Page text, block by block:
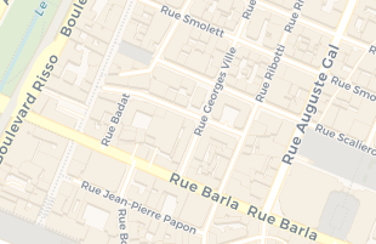
Salle de sport
Supermarché
Tennis
Tram